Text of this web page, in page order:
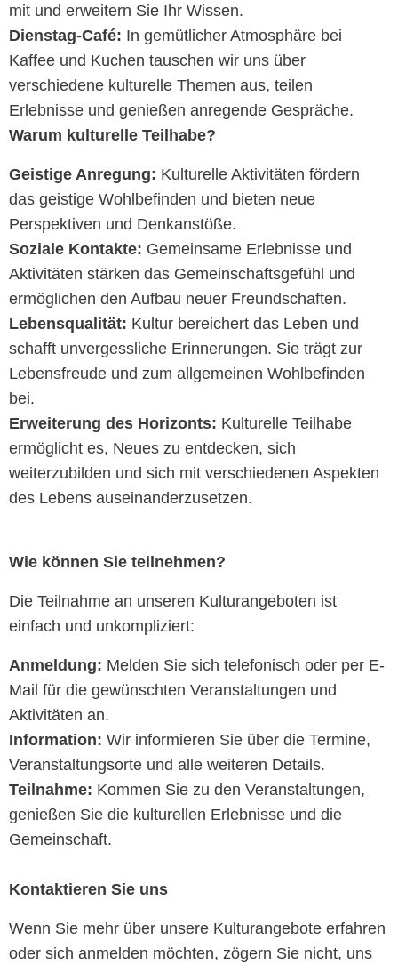
mit und erweitern Sie Ihr Wissen.
Dienstag-Café: In gemütlicher Atmosphäre bei
Kaffee und Kuchen tauschen wir uns über
verschiedene kulturelle Themen aus, teilen
Erlebnisse und genießen anregende Gespräche.
Warum kulturelle Teilhabe?
Geistige Anregung: Kulturelle Aktivitäten fördern
das geistige Wohlbefinden und bieten neue
Perspektiven und Denkanstöße.
Soziale Kontakte: Gemeinsame Erlebnisse und
Aktivitäten stärken das Gemeinschaftsgefühl und
ermöglichen den Aufbau neuer Freundschaften.
Lebensqualität: Kultur bereichert das Leben und
schafft unvergessliche Erinnerungen. Sie trägt zur
Lebensfreude und zum allgemeinen Wohlbefinden
bei.
Erweiterung des Horizonts: Kulturelle Teilhabe
ermöglicht es, Neues zu entdecken, sich
weiterzubilden und sich mit verschiedenen Aspekten
des Lebens auseinanderzusetzen.
Wie können Sie teilnehmen?
Die Teilnahme an unseren Kulturangeboten ist
einfach und unkompliziert:
Anmeldung: Melden Sie sich telefonisch oder per E-
Mail für die gewünschten Veranstaltungen und
Aktivitäten an.
Information: Wir informieren Sie über die Termine,
Veranstaltungsorte und alle weiteren Details.
Teilnahme: Kommen Sie zu den Veranstaltungen,
genießen Sie die kulturellen Erlebnisse und die
Gemeinschaft.
Kontaktieren Sie uns
Wenn Sie mehr über unsere Kulturangebote erfahren
oder sich anmelden möchten, zögern Sie nicht, uns